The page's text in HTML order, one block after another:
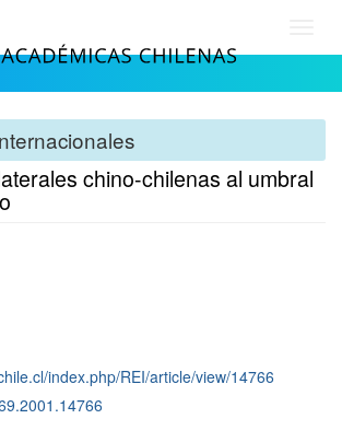
chino-chilenas al umbral
index.php/REI/article/view/14766